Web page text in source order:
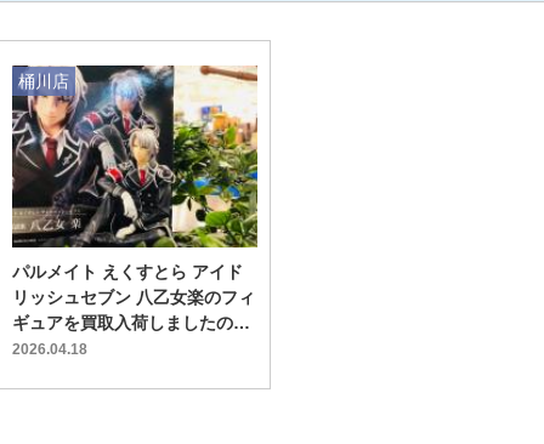
パルメイト えくすとら アイド
リッシュセブン 八乙女楽のフィ
ギュアを買取入荷しましたので
ご紹介します！
2026.04.18
桶川店